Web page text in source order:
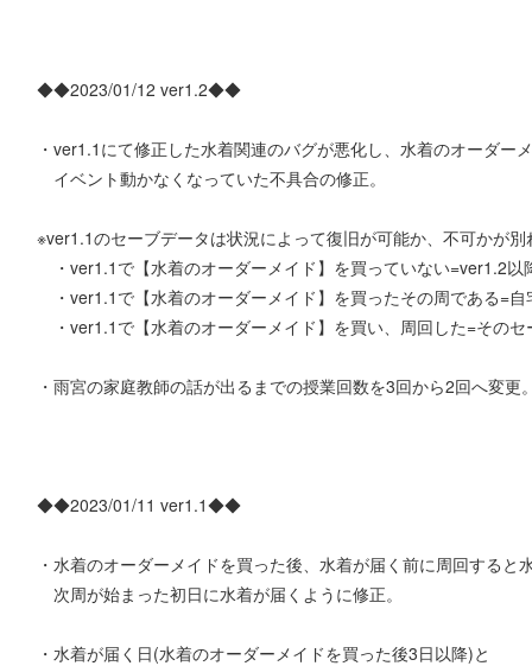
◆◆2023/01/12 ver1.2◆◆
・ver1.1にて修正した水着関連のバグが悪化し、水着のオーダー
イベント動かなくなっていた不具合の修正。
※ver1.1のセーブデータは状況によって復旧が可能か、不可かが
・ver1.1で【水着のオーダーメイド】を買っていない=ver1.2以
・ver1.1で【水着のオーダーメイド】を買ったその周である=
・ver1.1で【水着のオーダーメイド】を買い、周回した=その
・雨宮の家庭教師の話が出るまでの授業回数を3回から2回へ変更
◆◆2023/01/11 ver1.1◆◆
・水着のオーダーメイドを買った後、水着が届く前に周回する
次周が始まった初日に水着が届くように修正。
・水着が届く日(水着のオーダーメイドを買った後3日以降)と